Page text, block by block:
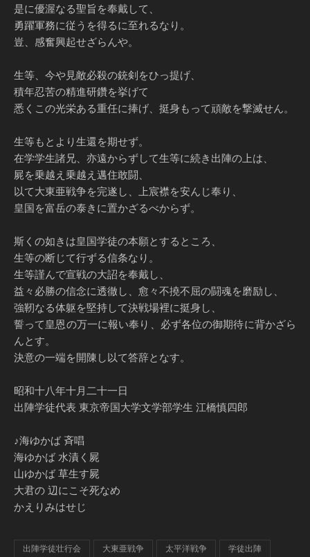
是に優渥なる聖旨を奉戴して、
勇躍軍務に従うを得るに至れるなり。
豈、感奮興起せざらんや。
生等、今や見敵必殺の銃剣をひっ提げ、
積年忍苦の精進研鑽を挙げて
悉くこの光栄ある重任に捧げ、挺身もって頑敵を撃滅せん。
生等もとより生還を期せず。
在学学生諸兄、亦遠からずして生等に続き出陣の上は、
屍を乗越え乗越え邁住敢闘、
以て大東亜戦争を完遂し、上宸襟を安んじ奉り、
皇国を富岳の泰きに置かざるべからず。
斯くの如きは皇国学徒の本願とするところ、
生等の断じて行ずる信条なり。
生等謹んで宣戦の大詔を奉戴し、
益々必勝の信念に透徹し、愈々不撓不屈の闘魂を磨励し、
強靭なる体躯を堅持して決戦場裡に挺身し、
誓って皇恩の万一に報い奉り、必ず各位の御期待に背かざら
んとす。
決意の一端を開陳し以て答辞となす。
昭和十八年十月二十一日
出陣学徒代表 東京帝国大学文学部学生 江橋慎四郎
♪海ゆかば 斉唱
海ゆかば 水漬く屍
山ゆかば 草生す屍
大君の 辺にこそ死なめ
かえりみはせじ
出陣学徒壮行会 大東亜戦争 太平洋戦争 学徒出陣